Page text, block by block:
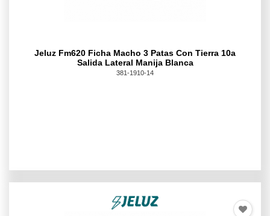
Jeluz Fm620 Ficha Macho 3 Patas Con Tierra 10a
Salida Lateral Manija Blanca
381-1910-14